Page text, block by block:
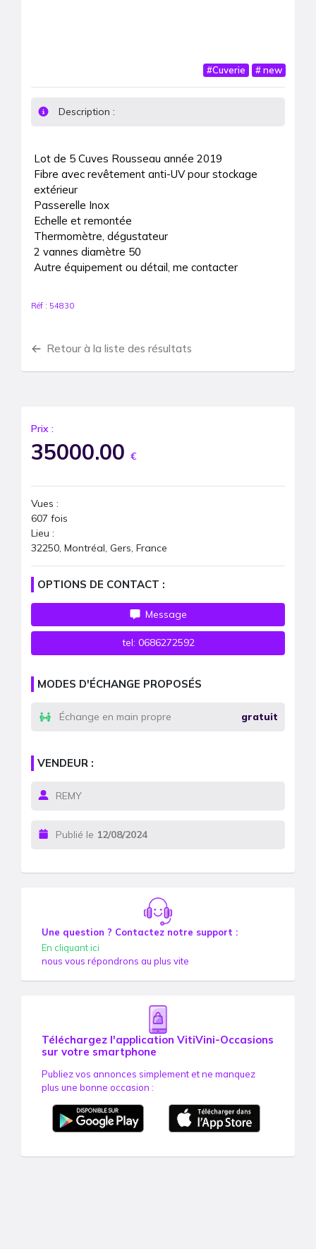
#Cuverie #new
Description :
Lot de 5 Cuves Rousseau année 2019
Fibre avec revêtement anti-UV pour stockage
extérieur
Passerelle Inox
Echelle et remontée
Thermomètre, dégustateur
2 vannes diamètre 50
Autre équipement ou détail, me contacter
Réf : 54830
Retour à la liste des résultats
Prix :
35000.00 €
Vues :
607 fois
Lieu :
32250, Montréal, Gers, France
OPTIONS DE CONTACT :
Message
tel: 0686272592
MODES D'ÉCHANGE PROPOSÉS
Échange en main propre gratuit
VENDEUR :
REMY
Publié le 12/08/2024
Une question ? Contactez notre support :
En cliquant ici
nous vous répondrons au plus vite
Téléchargez l'application VitiVini-Occasions
sur votre smartphone
Publiez vos annonces simplement et ne manquez
plus une bonne occasion :